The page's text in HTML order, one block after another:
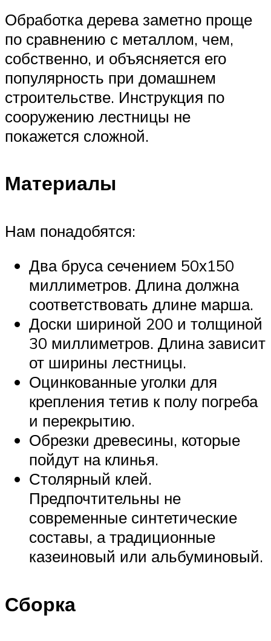
Обработка дерева заметно проще
по сравнению с металлом, чем,
собственно, и объясняется его
популярность при домашнем
строительстве. Инструкция по
сооружению лестницы не
покажется сложной.
Материалы
Нам понадобятся:
Два бруса сечением 50х150
миллиметров. Длина должна
соответствовать длине марша.
Доски шириной 200 и толщиной
30 миллиметров. Длина зависит
от ширины лестницы.
Оцинкованные уголки для
крепления тетив к полу погреба
и перекрытию.
Обрезки древесины, которые
пойдут на клинья.
Столярный клей.
Предпочтительны не
современные синтетические
составы, а традиционные
казеиновый или альбуминовый.
Сборка